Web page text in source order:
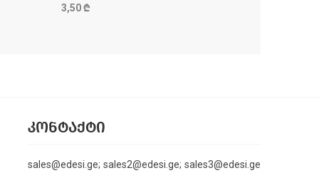
3,50 ₾
ᲙᲝᲜᲢᲐᲥᲢᲘ
sales@edesi.ge; sales2@edesi.ge; sales3@edesi.ge